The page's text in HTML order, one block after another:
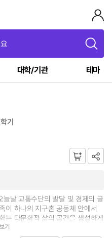
대학/기관 테마
기
날 교통수단의 발달 및 경제의 글
이 하나의 지구촌 공동체 안에서
는 다문화적 삶의 공간을 생성하게
기